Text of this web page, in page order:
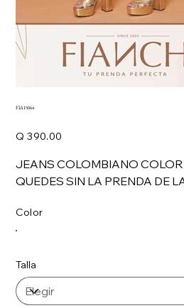
FIA15064
Q 390.00
JEANS COLOMBIANO
QUEDES SIN LA PRENDA DE
Color
Talla